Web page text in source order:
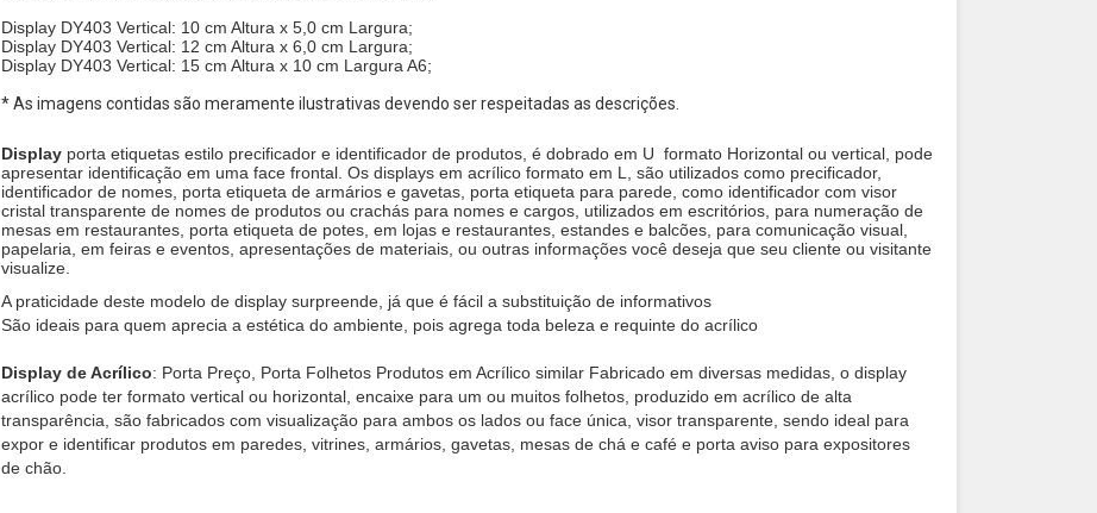
Display DY403 Vertical: 10 cm Altura x 5,0 cm Largura;
Display DY403 Vertical: 12 cm Altura x 6,0 cm Largura;
Display DY403 Vertical: 15 cm Altura x 10 cm Largura A6;
* As imagens contidas são meramente ilustrativas devendo ser respeitadas as descrições.
Display porta etiquetas estilo precificador e identificador de produtos, é dobrado em U formato Horizontal ou vertical, pode
apresentar identificação em uma face frontal. Os displays em acrílico formato em L, são utilizados como precificador,
identificador de nomes, porta etiqueta de armários e gavetas, porta etiqueta para parede, como identificador com visor
cristal transparente de nomes de produtos ou crachás para nomes e cargos, utilizados em escritórios, para numeração de
mesas em restaurantes, porta etiqueta de potes, em lojas e restaurantes, estandes e balcões, para comunicação visual,
papelaria, em feiras e eventos, apresentações de materiais, ou outras informações você deseja que seu cliente ou visitante
visualize.
A praticidade deste modelo de display surpreende, já que é fácil a substituição de informativos
São ideais para quem aprecia a estética do ambiente, pois agrega toda beleza e requinte do acrílico
Display de Acrílico: Porta Preço, Porta Folhetos Produtos em Acrílico similar Fabricado em diversas medidas, o display
acrílico pode ter formato vertical ou horizontal, encaixe para um ou muitos folhetos, produzido em acrílico de alta
transparência, são fabricados com visualização para ambos os lados ou face única, visor transparente, sendo ideal para
expor e identificar produtos em paredes, vitrines, armários, gavetas, mesas de chá e café e porta aviso para expositores
de chão.